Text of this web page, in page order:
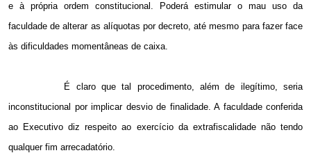
e à própria ordem constitucional. Poderá estimular o mau uso da
faculdade de alterar as alíquotas por decreto, até mesmo para fazer face
às dificuldades momentâneas de caixa.
É claro que tal procedimento, além de ilegítimo, seria
inconstitucional por implicar desvio de finalidade. A faculdade conferida
ao Executivo diz respeito ao exercício da extrafiscalidade não tendo
qualquer fim arrecadatório.